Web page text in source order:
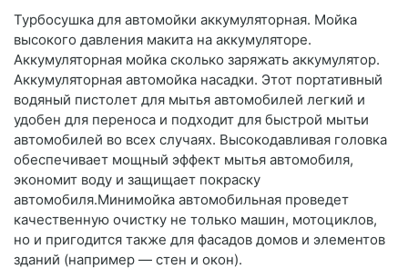
Турбосушка для автомойки аккумуляторная. Мойка
высокого давления макита на аккумуляторе.
Аккумуляторная мойка сколько заряжать аккумулятор.
Аккумуляторная автомойка насадки. Этот портативный
водяный пистолет для мытья автомобилей легкий и
удобен для переноса и подходит для быстрой мытьи
автомобилей во всех случаях. Высокодавливая головка
обеспечивает мощный эффект мытья автомобиля,
экономит воду и защищает покраску
автомобиля.Минимойка автомобильная проведет
качественную очистку не только машин, мотоциклов,
но и пригодится также для фасадов домов и элементов
зданий (например — стен и окон).